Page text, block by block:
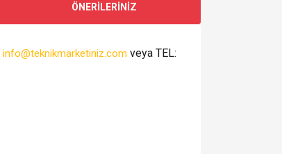
ÖNERİLERİNİZ
info@teknikmarketiniz.com veya TEL: